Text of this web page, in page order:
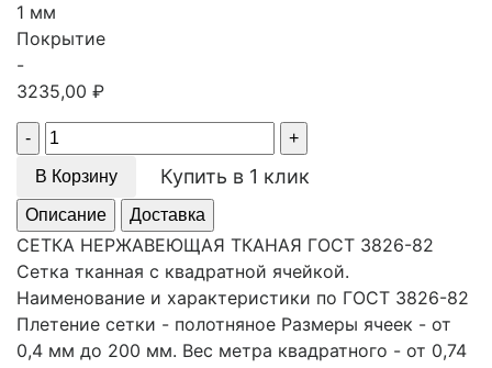
1 мм
Покрытие
-
3235,00 ₽
Quantity
В Корзину Купить в 1 клик
Описание Доставка
СЕТКА НЕРЖАВЕЮЩАЯ ТКАНАЯ ГОСТ 3826-82
Сетка тканная с квадратной ячейкой.
Наименование и характеристики по ГОСТ 3826-82
Плетение сетки - полотняное Размеры ячеек - от
0,4 мм до 200 мм. Вес метра квадратного - от 0,74